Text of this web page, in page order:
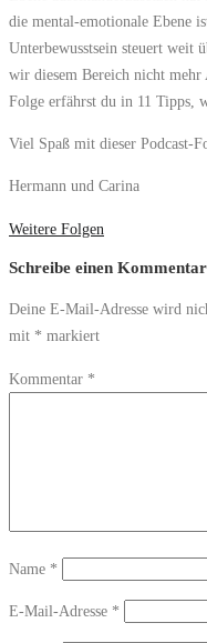
die mental-emotionale Ebene
Unterbewusstsein steuert weit
wir diesem Bereich nicht mehr
Folge erfährst du in 11 Tipps,
Viel Spaß mit dieser Podcast-
Hermann und Carina
Weitere Folgen
Schreibe einen Kommentar
Deine E-Mail-Adresse wird
mit * markiert
Kommentar *
Name *
E-Mail-Adresse *